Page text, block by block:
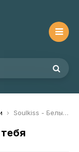
Soulkiss - Белые розы для тебя